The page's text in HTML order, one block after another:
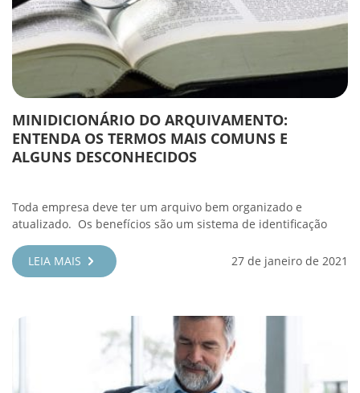
MINIDICIONÁRIO DO ARQUIVAMENTO:
ENTENDA OS TERMOS MAIS COMUNS E
ALGUNS DESCONHECIDOS
Toda empresa deve ter um arquivo bem organizado e
atualizado. Os benefícios são um sistema de identificação
LEIA MAIS 27 de janeiro de 2021